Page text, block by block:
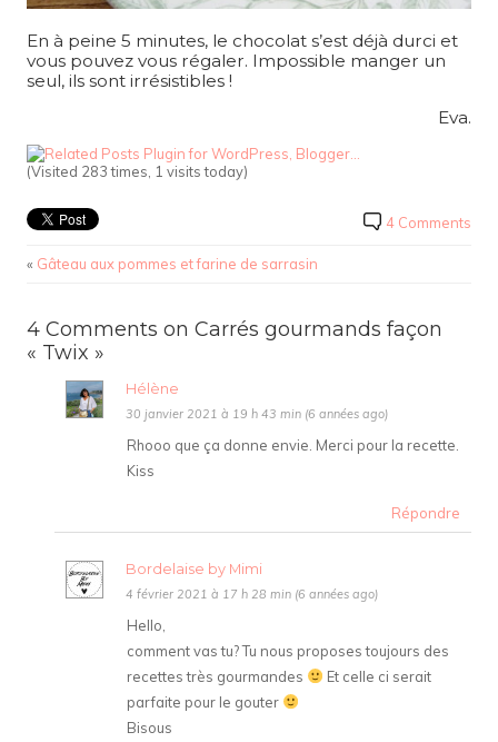
En à peine 5 minutes, le chocolat s’est déjà durci et
vous pouvez vous régaler. Impossible manger un
seul, ils sont irrésistibles !
Eva.
(Visited 283 times, 1 visits today)
4 Comments
« Gâteau aux pommes et farine de sarrasin
4 Comments on Carrés gourmands façon
« Twix »
Hélène
30 janvier 2021 à 19 h 43 min (6 années ago)
Rhooo que ça donne envie. Merci pour la recette.
Kiss
Répondre
Bordelaise by Mimi
4 février 2021 à 17 h 28 min (6 années ago)
Hello,
comment vas tu? Tu nous proposes toujours des
recettes très gourmandes
Et celle ci serait
parfaite pour le gouter
Bisous